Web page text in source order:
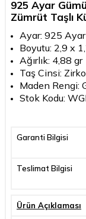
925 Ayar
Zümrüt Taşlı
Ayar: 925 Ayar
Boyutu: 2,9 x
Ağırlık: 4,88 gr
Taş Cinsi:
Maden Rengi:
Stok Kodu:
Garanti Bilgisi
Teslimat Bilgisi
Ürün Açıklaması